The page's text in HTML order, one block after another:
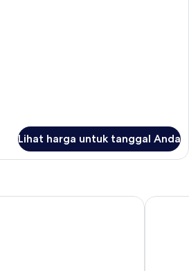
Lihat harga untuk tanggal Anda
St